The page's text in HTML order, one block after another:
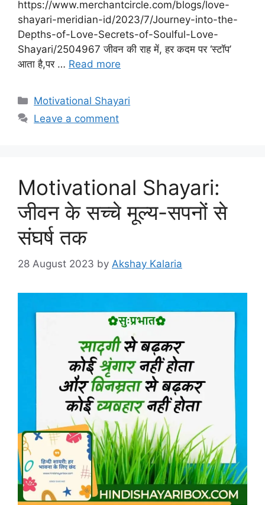
https://www.merchantcircle.com/blogs/love-
shayari-meridian-id/2023/7/Journey-into-the-
Depths-of-Love-Secrets-of-Soulful-Love-
Shayari/2504967 जीवन की राह में, हर कदम पर ‘स्टॉप’
आता है,पर … Read more
Categories
Motivational Shayari
Leave a comment
Motivational Shayari:
जीवन के सच्चे मूल्य-सपनों से
संघर्ष तक
28 August 2023 by Akshay Kalaria